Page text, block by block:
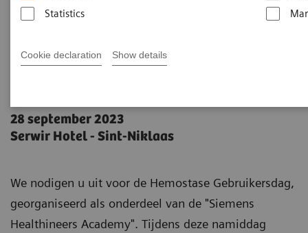
Statistics
Cookie declaration Show details
28 september 2023
Serwir Hotel - Sint-Niklaas
We nodigen u uit voor de Hemostase Gebruikersdag,
georganiseerd als onderdeel van de "Siemens
Healthineers Academy". Tijdens deze namiddag